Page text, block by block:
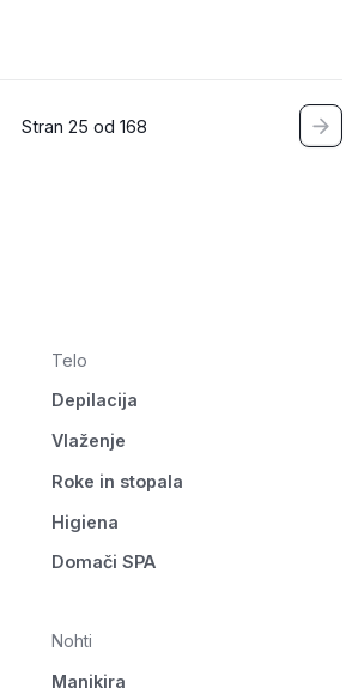
Stran 25 od 168
Telo
Depilacija
Vlaženje
Roke in stopala
Higiena
Domači SPA
Nohti
Manikira